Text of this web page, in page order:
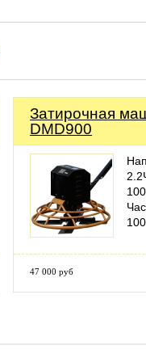
Затирочная
DMD900
47 000 руб